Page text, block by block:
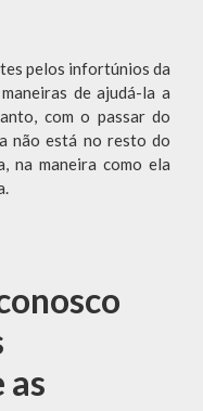
pelos infortúnios da
de ajudá-la a
com o passar do
não está no resto do
na maneira como ela